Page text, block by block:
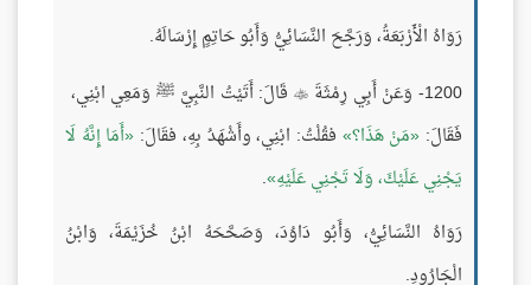
رَوَاهُ الْأَرْبَعَةُ، وَرَجَّحَ النَّسَائِيُّ وَأَبُو حَاتِمٍ إِرْسَالَهُ.
1200- وَعَنْ أَبِي رِمْثَةَ
قَالَ: أَتَيْتُ النَّبِيَّ ﷺ وَمَعِي ابْنِي،
فَقَالَ: مَنْ هَذَا؟ فقُلْتُ: ابْنِي، وأَشْهَدُ بِهِ، فقَالَ: أَمَا إِنَّهُ لَا
يَجْنِي عَلَيْكَ، وَلَا تَجْنِي عَلَيْهِ .
رَوَاهُ النَّسَائِيُّ، وَأَبُو دَاوُدَ، وَصَحَّحَهُ ابْنُ خُزَيْمَةَ، وَابْنُ
الْجَارُودِ.